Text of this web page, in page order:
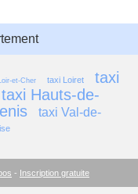
et-Cher taxi Loiret
taxi
taxi Hauts-de-
taxi Val-de-
- Inscription gratuite